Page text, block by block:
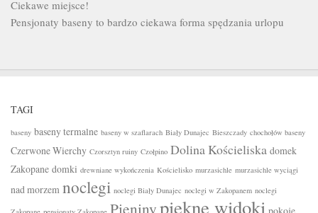
Ciekawe miejsce!
Pensjonaty baseny to bardzo ciekawa forma spędzania urlopu
TAGI
baseny baseny termalne baseny w szaflarach Biały Dunajec Bieszczady chochołów baseny
Czerwone Wierchy Czorsztyn ruiny Czołpino Dolina Kościeliska domek
Zakopane domki drewniane wykończenia Kościelisko murzasichle murzasichle wyciągi
nad morzem noclegi noclegi Biały Dunajec noclegi w Zakopanem noclegi
Pieninypiękne widoki